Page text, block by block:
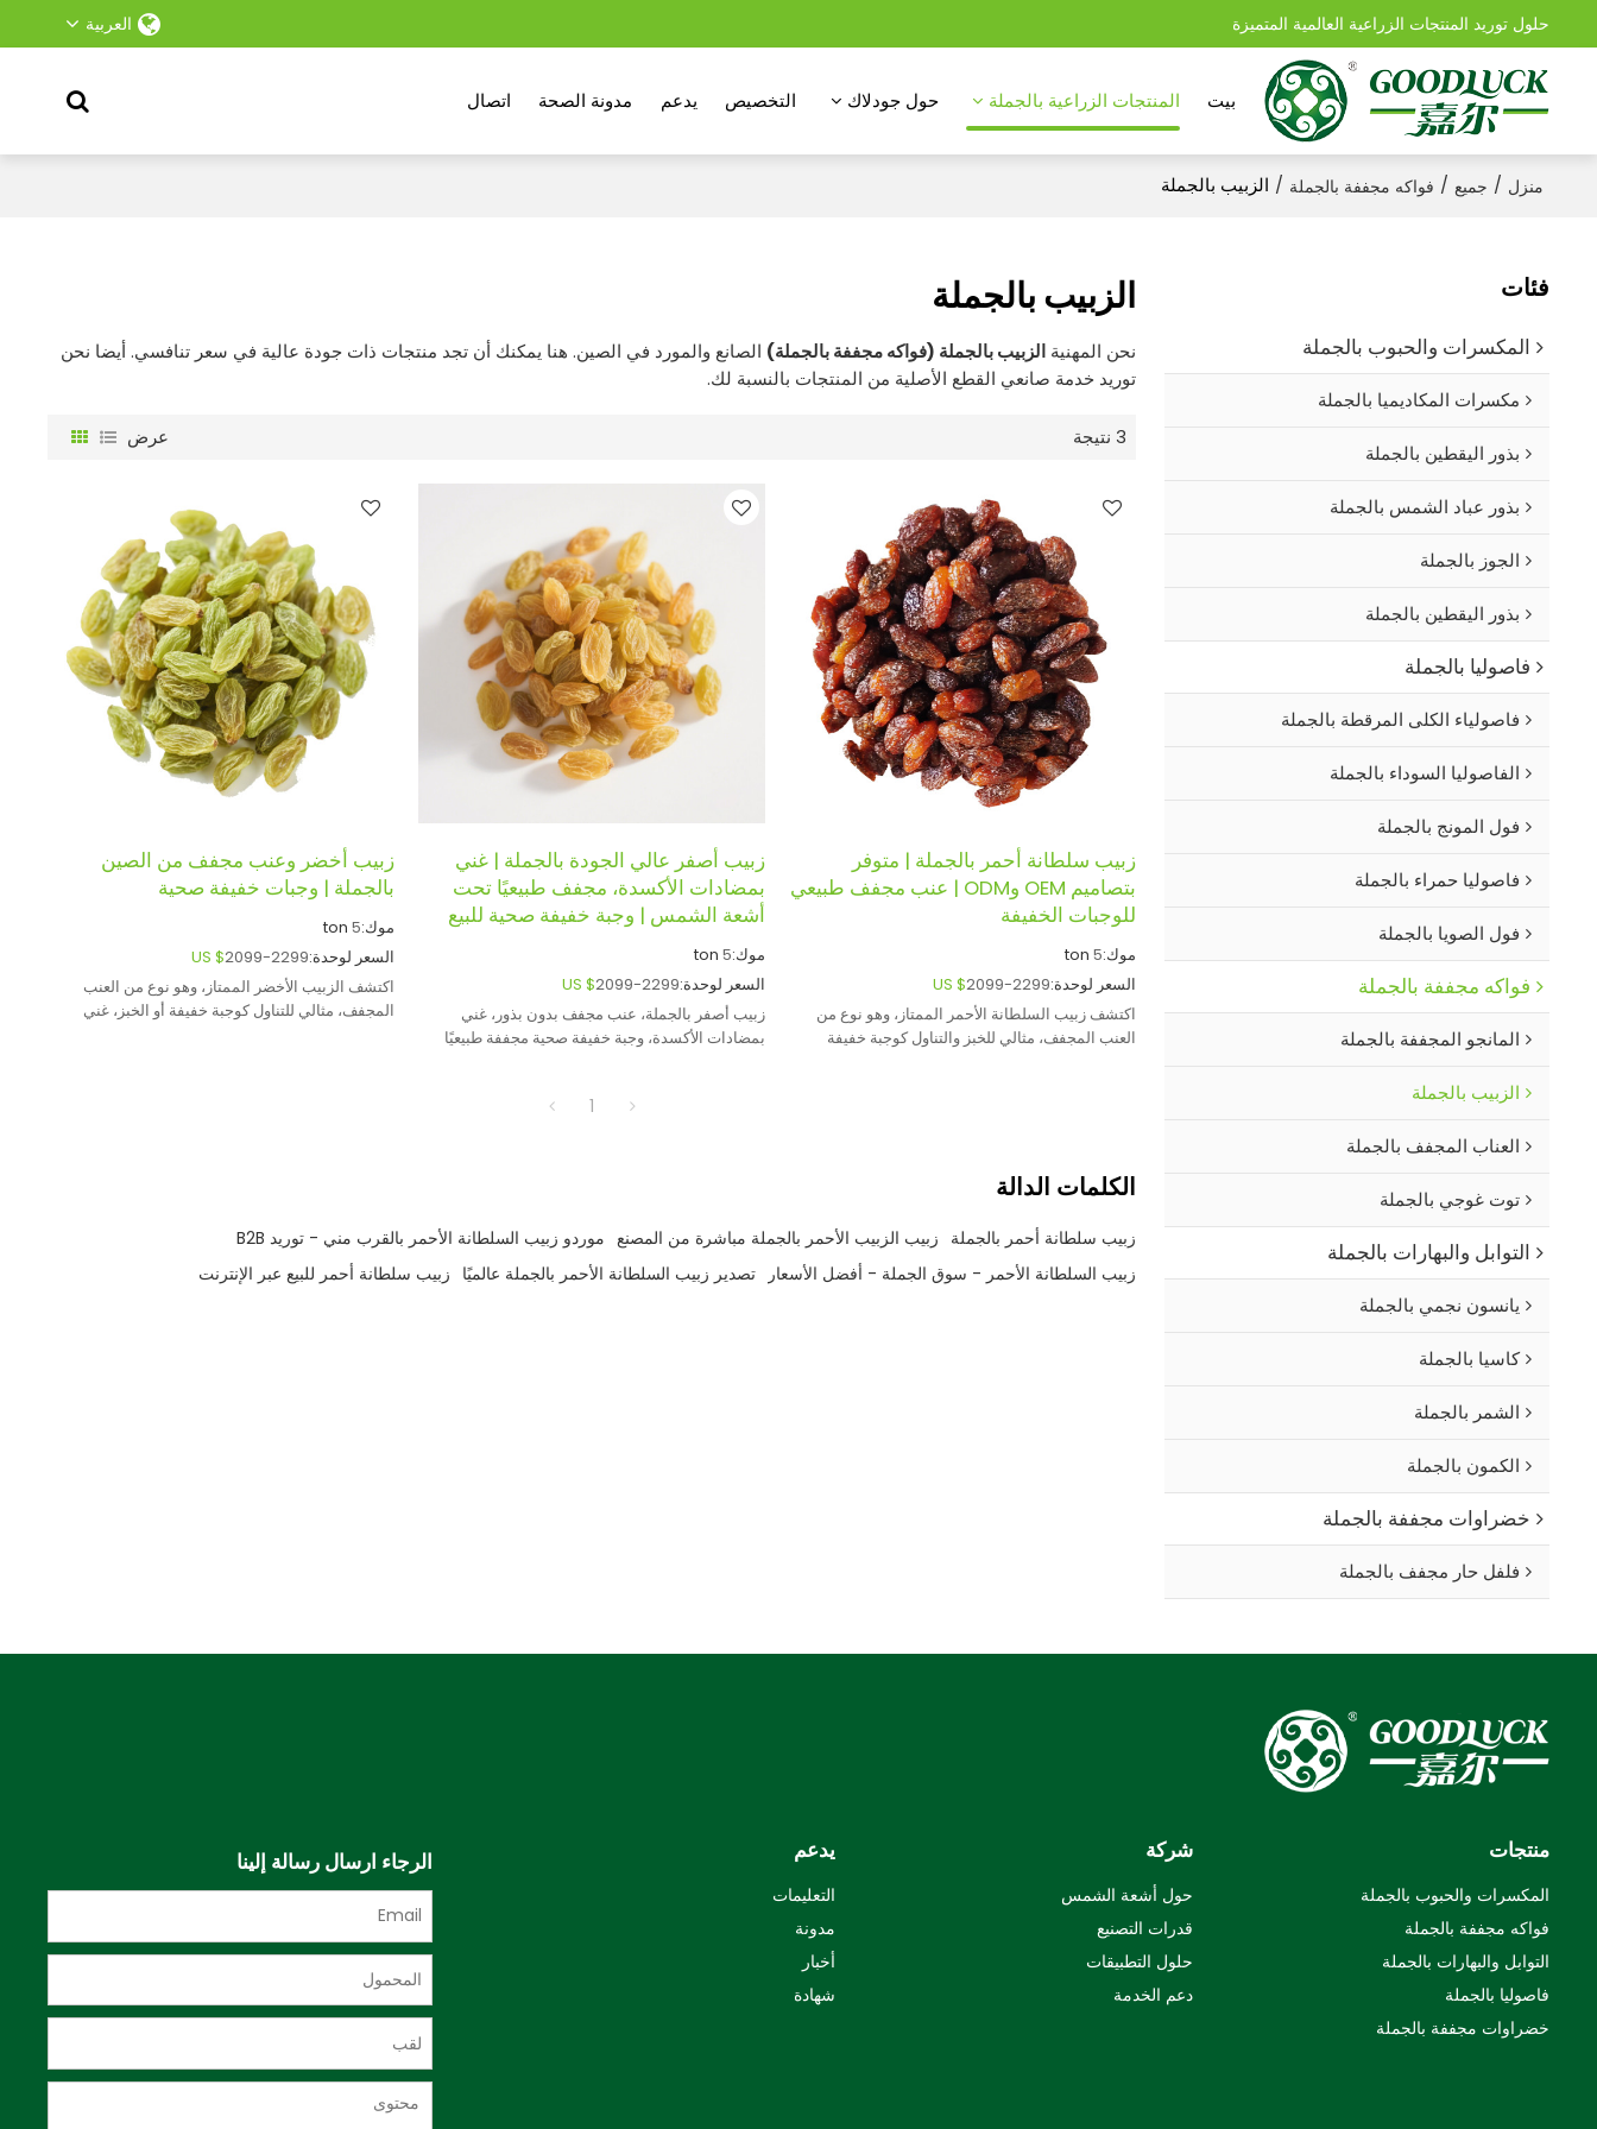
حلول توريد المنتجات الزراعية العالمية المتميزة العربية
بيت المنتجات الزراعية بالجملة حول جودلاك التخصيص يدعم مدونة الصحة اتصال
منزل / جميع / فواكه مجففة بالجملة / الزبيب بالجملة
الزبيب بالجملة
نحن المهنية الزبيب بالجملة (فواكه مجففة بالجملة) الصانع والمورد في الصين. هنا يمكنك أن تجد منتجات ذات جودة عالية في سعر تنافسي. أيضا نحن
توريد خدمة صانعي القطع الأصلية من المنتجات بالنسبة لك.
3 نتيجة عرض
زبيب سلطانة أحمر بالجملة | متوفر
بتصاميم OEM وODM | عنب مجفف طبيعي
للوجبات الخفيفة
موك:5
ton
السعر لوحدة:
US $2099-2299
اكتشف زبيب السلطانة الأحمر الممتاز، وهو نوع من
العنب المجفف، مثالي للخبز والتناول كوجبة خفيفة
زبيب أصفر عالي الجودة بالجملة | غني
بمضادات الأكسدة، مجفف طبيعيًا تحت
أشعة الشمس | وجبة خفيفة صحية للبيع
موك:5
ton
السعر لوحدة:
US $2099-2299
زبيب أصفر بالجملة، عنب مجفف بدون بذور، غني
بمضادات الأكسدة، وجبة خفيفة صحية مجففة طبيعيًا
زبيب أخضر وعنب مجفف من الصين
بالجملة | وجبات خفيفة صحية
موك:5
ton
السعر لوحدة:
US $2099-2299
اكتشف الزبيب الأخضر الممتاز، وهو نوع من العنب
المجفف، مثالي للتناول كوجبة خفيفة أو الخبز، غني
1
الكلمات الدالة
زبيب سلطانة أحمر بالجملة زبيب الزبيب الأحمر بالجملة مباشرة من المصنع موردو زبيب السلطانة الأحمر بالقرب مني - توريد B2B
زبيب السلطانة الأحمر - سوق الجملة - أفضل الأسعار
تصدير زبيب السلطانة الأحمر بالجملة عالميًا زبيب سلطانة أحمر للبيع عبر الإنترنت
فئات
المكسرات والحبوب بالجملة
مكسرات المكاديميا بالجملة
بذور اليقطين بالجملة
بذور عباد الشمس بالجملة
الجوز بالجملة
بذور اليقطين بالجملة
فاصوليا بالجملة
فاصولياء الكلى المرقطة بالجملة
الفاصوليا السوداء بالجملة
فول المونج بالجملة
فاصوليا حمراء بالجملة
فول الصويا بالجملة
فواكه مجففة بالجملة
المانجو المجففة بالجملة
الزبيب بالجملة
العناب المجفف بالجملة
توت غوجي بالجملة
التوابل والبهارات بالجملة
يانسون نجمي بالجملة
كاسيا بالجملة
الشمر بالجملة
الكمون بالجملة
خضراوات مجففة بالجملة
فلفل حار مجفف بالجملة
منتجات
المكسرات والحبوب بالجملة
فواكه مجففة بالجملة
التوابل والبهارات بالجملة
فاصوليا بالجملة
خضراوات مجففة بالجملة
شركة
حول أشعة الشمس
قدرات التصنيع
حلول التطبيقات
دعم الخدمة
يدعم
التعليمات
مدونة
أخبار
شهادة
الرجاء ارسال رسالة إلينا